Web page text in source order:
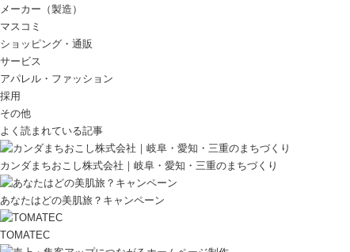
メーカー（製造）
マスコミ
ショッピング・通販
サービス
アパレル・ファッション
採用
その他
よく読まれている記事
カンダまちおこし株式会社｜岐阜・愛知・三重のまちづくり
あなたはどの美肌旅？キャンペーン
TOMATEC